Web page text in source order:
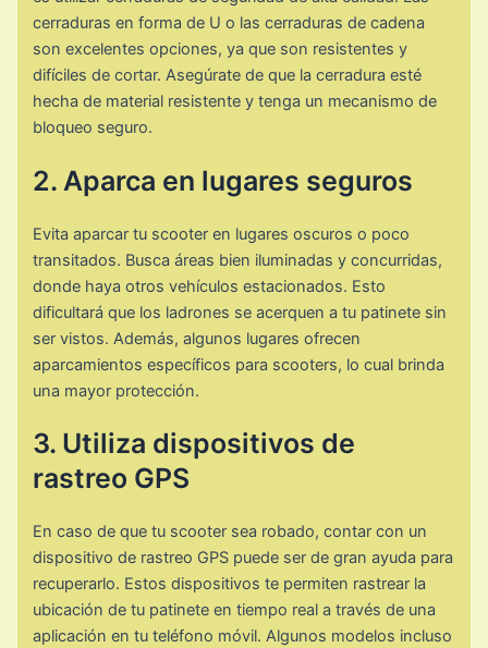
cerraduras en forma de U o las cerraduras de cadena
son excelentes opciones, ya que son resistentes y
difíciles de cortar. Asegúrate de que la cerradura esté
hecha de material resistente y tenga un mecanismo de
bloqueo seguro.
2. Aparca en lugares seguros
Evita aparcar tu scooter en lugares oscuros o poco
transitados. Busca áreas bien iluminadas y concurridas,
donde haya otros vehículos estacionados. Esto
dificultará que los ladrones se acerquen a tu patinete sin
ser vistos. Además, algunos lugares ofrecen
aparcamientos específicos para scooters, lo cual brinda
una mayor protección.
3. Utiliza dispositivos de
rastreo GPS
En caso de que tu scooter sea robado, contar con un
dispositivo de rastreo GPS puede ser de gran ayuda para
recuperarlo. Estos dispositivos te permiten rastrear la
ubicación de tu patinete en tiempo real a través de una
aplicación en tu teléfono móvil. Algunos modelos incluso